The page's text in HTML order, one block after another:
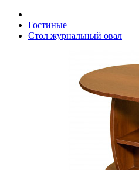
Гостиные
Стол журнальный овал